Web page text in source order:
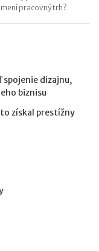
pracovný trh?
spojenie dizajnu,
biznisu
získal prestížny